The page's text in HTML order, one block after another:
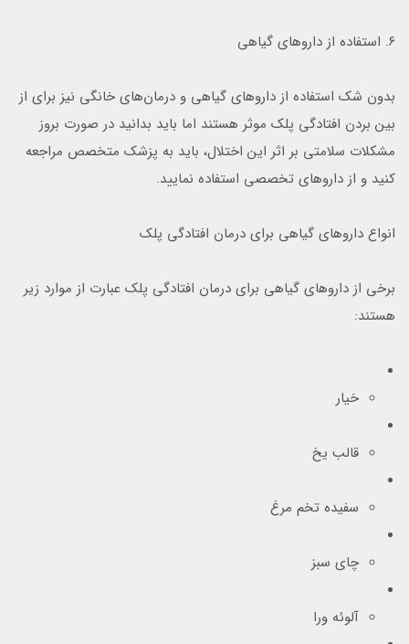
۶. استفاده از داروهای گیاهی
بدون شک استفاده از داروهای گیاهی و درمان‌های خانگی نیز برای از
بین بردن افتادگی پلک موثر هستند اما باید بدانید در صورت بروز
مشکلات سلامتی بر اثر این اختلال، باید به پزشک متخصص مراجعه
کنید و از داروهای تخصصی استفاده نمایید.
انواع داروهای گیاهی برای درمان افتادگی پلک
برخی از داروهای گیاهی برای درمان افتادگی پلک عبارت از موارد زیر
هستند:
خیار
قالب یخ
سفیده تخم مرغ
چای سبز
آلوئه ورا